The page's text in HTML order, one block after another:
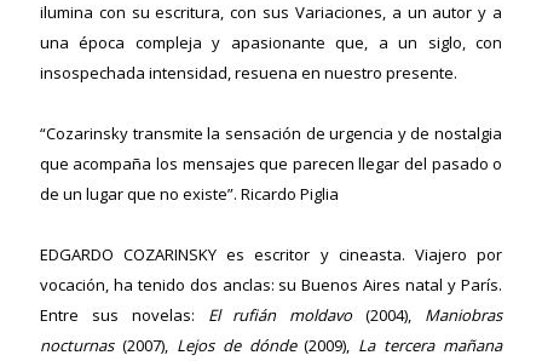
ilumina con su escritura, con sus Variaciones, a un autor y a
una época compleja y apasionante que, a un siglo, con
insospechada intensidad, resuena en nuestro presente.
“Cozarinsky transmite la sensación de urgencia y de nostalgia
que acompaña los mensajes que parecen llegar del pasado o
de un lugar que no existe”. Ricardo Piglia
EDGARDO COZARINSKY es escritor y cineasta. Viajero por
vocación, ha tenido dos anclas: su Buenos Aires natal y París.
Entre sus novelas: El rufián moldavo(2004), Maniobras
nocturnas(2007), Lejos de dónde(2009), La tercera mañana